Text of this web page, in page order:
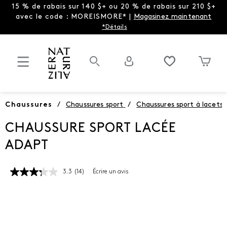
15 % de rabais sur 140 $+ ou 20 % de rabais sur 210 $+
avec le code : MOREISMORE* | Magasinez maintenant
*Détails
Chaussures / Chaussures sport / Chaussures sport à lacets
CHAUSSURE SPORT LACÉE
ADAPT
3.3 Lire
(14) Écrire un avis